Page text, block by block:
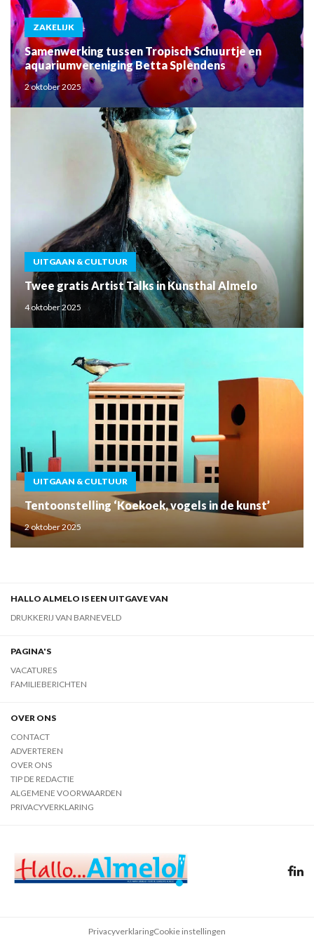
ZAKELIJK
Samenwerking tussen Tropisch Schuurtje en
aquariumvereniging Betta Splendens
2 oktober 2025
UITGAAN & CULTUUR
Twee gratis Artist Talks in Kunsthal Almelo
4 oktober 2025
UITGAAN & CULTUUR
Tentoonstelling ‘Koekoek, vogels in de kunst’
2 oktober 2025
HALLO ALMELO IS EEN UITGAVE VAN
DRUKKERIJ VAN BARNEVELD
PAGINA'S
VACATURES
FAMILIEBERICHTEN
OVER ONS
CONTACT
ADVERTEREN
OVER ONS
TIP DE REDACTIE
ALGEMENE VOORWAARDEN
PRIVACYVERKLARING
PrivacyverklaringCookie instellingen